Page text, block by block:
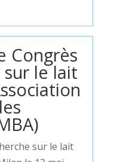
Congrès
sur le lait
sur le lait